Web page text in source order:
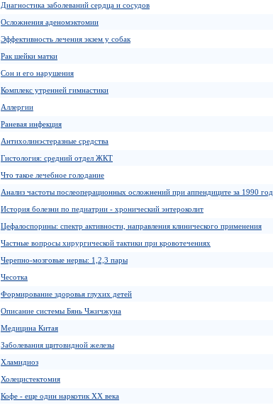
Диагностика заболеваний сердца и сосудов
Осложнения аденомэктомии
Эффективность лечения экзем у собак
Рак шейки матки
Сон и его нарушения
Комплекс утренней гимнастики
Аллергии
Раневая инфекция
Антихолинэстеразные средства
Гистология: средний отдел ЖКТ
Что такое лечебное голодание
Анализ частоты послеоперационных осложнений при аппендиците за 1990 год
История болезни по педиатрии - хронический энтероколит
Цефалоспорины: спектр активности, направления клинического применения
Частные вопросы хирургической тактики при кровотечениях
Черепно-мозговые нервы: 1,2,3 пары
Чесотка
Формирование здоровья глухих детей
Описание системы Бянь Чжичжуна
Медицина Китая
Заболевания щитовидной железы
Хламидиоз
Холецистектомия
Кофе - еще один наркотик XX века